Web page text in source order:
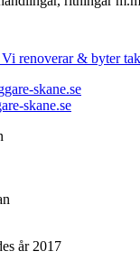
renoverar & byter
skane.se
skane.se
år 2017